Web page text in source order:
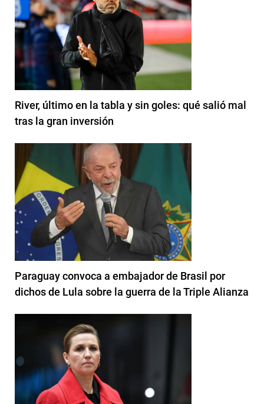
River, último en la tabla y sin goles: qué salió mal
tras la gran inversión
Paraguay convoca a embajador de Brasil por
dichos de Lula sobre la guerra de la Triple Alianza